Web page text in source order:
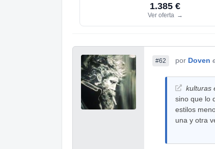
1.385 €
Ver oferta →
#62 por Doven
kulturas
sino que lo
estilos
una y otra